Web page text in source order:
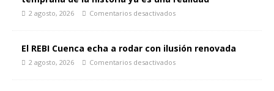
2 agosto, 2026 Comentarios desactivados
El REBI Cuenca echa a rodar con ilusión renovada
2 agosto, 2026 Comentarios desactivados